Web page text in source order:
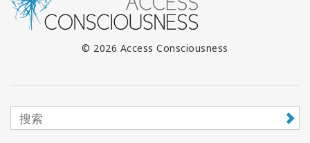
© 2026 Access Consciousness